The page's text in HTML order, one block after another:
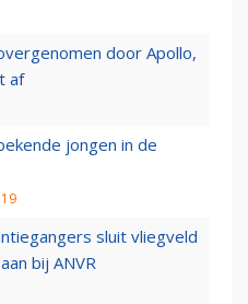
door Apollo,
af
jongen in de
sluit vliegveld
bij ANVR